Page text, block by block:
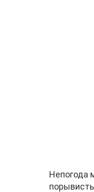
Непогода